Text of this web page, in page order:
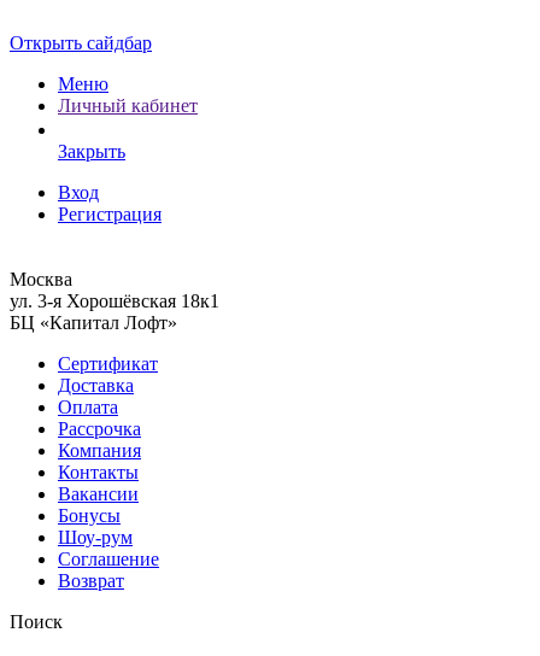
Открыть сайдбар
Меню
Личный кабинет
Закрыть
Вход
Регистрация
Москва
ул. 3-я Хорошёвская 18к1
БЦ «Капитал Лофт»
Сертификат
Доставка
Оплата
Рассрочка
Компания
Контакты
Вакансии
Бонусы
Шоу-рум
Соглашение
Возврат
Поиск